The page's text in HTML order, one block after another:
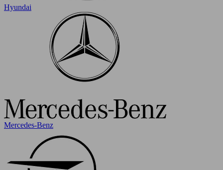
Hyundai
Mercedes-Benz